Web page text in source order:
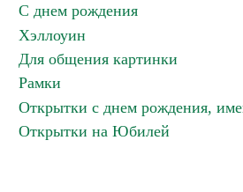
С днем рождения
Хэллоуин
Для общения картинки
Рамки
Открытки с днем рождения,
Открытки на Юбилей